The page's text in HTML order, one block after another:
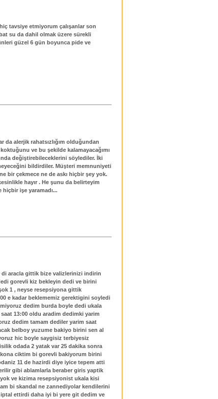
tavsiye etmiyorum çalışanlar son
su da dahil olmak üzere sürekli
güzel 6 gün boyunca pide ve
da alerjik rahatsızlığım olduğundan
ve bu şekilde kalamayacağımı
değiştirebileceklerini söylediler. İki
bildirdiler. Müşteri memnuniyeti
bir çekmece ne de askı hiçbir şey yok.
hayır . He şunu da belirteyim
hiçbir işe yaramadı...
aracla gittik bize valizlerinizi indirin
gorevli kiz bekleyin dedi ve birini
1 , neyse resepsiyona gittik
e kadar beklememiz gerektigini soyledi
dedim burda boyle dedi ukala
13:00 oldu aradim dedimki yarim
dedim tamam dediler yarim saat
belboy yuzume bakiyo birini sen al
hic boyle saygisiz terbiyesiz
odada 2 yatak var 25 dakika sonra
ciktim bi gorevli bakiyorum birini
11 de hazirdi diye iyice tepem atti
gibi ablamlarla beraber giris yaptik
ve kizima resepsiyonist ukala kisi
bi skandal ne zannediyolar kendilerini
ettirdi daha iyi bi yere git dedim ve